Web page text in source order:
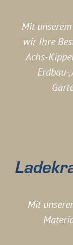
Mit
wir Ihre
Achs-
Erdbau-
Mit